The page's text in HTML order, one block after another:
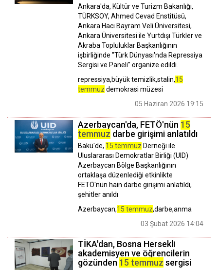
Ankara'da, Kültür ve Turizm Bakanlığı,
TÜRKSOY, Ahmed Cevad Enstitüsü,
Ankara Hacı Bayram Veli Üniversitesi,
Ankara Üniversitesi ile Yurtdışı Türkler ve
Akraba Topluluklar Başkanlığının
işbirliğinde "Türk Dünyası'nda Repressiya
Sergisi ve Paneli" organize edildi.
repressiya,büyük temizlik,stalin,15
temmuz demokrasi müzesi
05 Haziran 2026 19:15
Azerbaycan'da, FETÖ'nün 15
temmuz darbe girişimi anlatıldı
Bakü'de, 15 temmuz Derneği ile
Uluslararası Demokratlar Birliği (UID)
Azerbaycan Bölge Başkanlığının
ortaklaşa düzenlediği etkinlikte
FETÖ'nün hain darbe girişimi anlatıldı,
şehitler anıldı
Azerbaycan,15 temmuz,darbe,anma
03 Şubat 2026 14:04
TİKA'dan, Bosna Hersekli
akademisyen ve öğrencilerin
gözünden 15 temmuz sergisi